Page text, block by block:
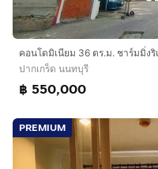
ปากเกร็ด นนทบุรี
฿ 550,000
PREMIUM